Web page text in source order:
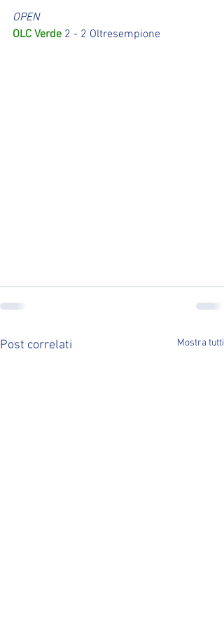
OPEN
OLC Verde 2 - 2 Oltresempione
Post correlati Mostra tutti